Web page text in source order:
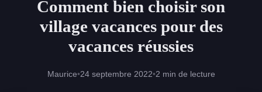
Comment bien choisir son
village vacances pour des
vacances réussies
Maurice•24 septembre 2022•2 min de lecture